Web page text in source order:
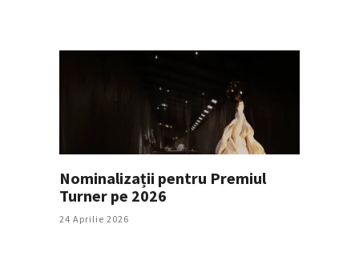
Nominalizații pentru Premiul
Turner pe 2026
24 Aprilie 2026